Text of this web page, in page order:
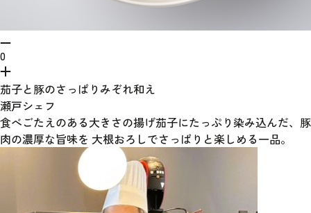
0
茄子と豚のさっぱりみぞれ和え
瀬戸シェフ
食べごたえのある大きさの揚げ茄子にたっぷり染み込んだ、豚
肉の濃厚な旨味を 大根おろしでさっぱりと楽しめる一品。